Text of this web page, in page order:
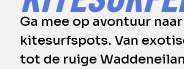
Ga mee op avontuur
kitesurfspots. Van
tot de ruige